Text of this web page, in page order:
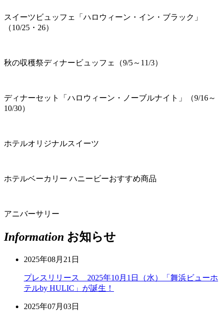
スイーツビュッフェ「ハロウィーン・イン・ブラック」
（10/25・26）
秋の収穫祭ディナービュッフェ（9/5～11/3）
ディナーセット「ハロウィーン・ノーブルナイト」（9/16～
10/30）
ホテルオリジナルスイーツ
ホテルベーカリー ハニービーおすすめ商品
アニバーサリー
Information お知らせ
2025年08月21日
プレスリリース 2025年10月1日（水）「舞浜ビューホ
テルby HULIC」が誕生！
2025年07月03日